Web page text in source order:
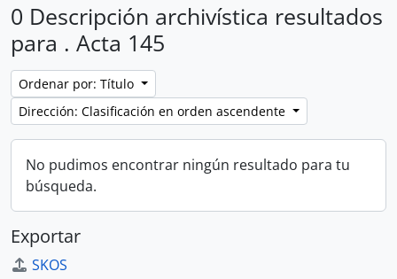
0 Descripción archivística resultados
para . Acta 145
Ordenar por: Título
Dirección: Clasificación en orden ascendente
No pudimos encontrar ningún resultado para tu
búsqueda.
Exportar
SKOS